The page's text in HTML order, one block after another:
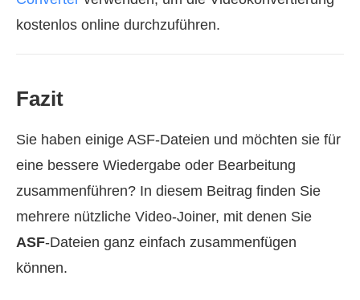
kostenlos online durchzuführen.
Fazit
Sie haben einige ASF-Dateien und möchten sie für
eine bessere Wiedergabe oder Bearbeitung
zusammenführen? In diesem Beitrag finden Sie
mehrere nützliche Video-Joiner, mit denen Sie
ASF-Dateien ganz einfach zusammenfügen
können.